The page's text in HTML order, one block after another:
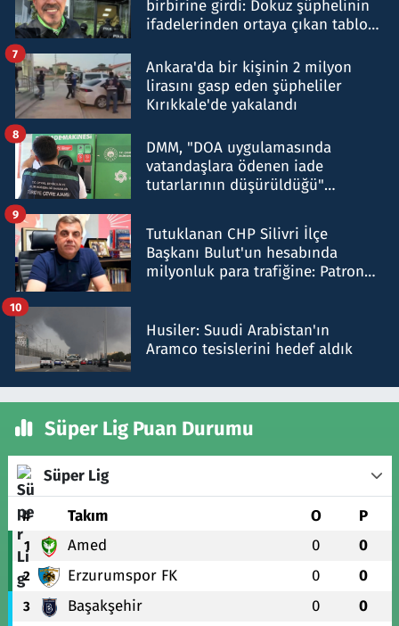
birbirine girdi: Dokuz şüphelinin
ifadelerinden ortaya çıkan tablo
Ankara'da bir kişinin 2 milyon
lirasını gasp eden şüpheliler
Kırıkkale'de yakalandı
7
DMM, "DOA uygulamasında
vatandaşlara ödenen iade
tutarlarının düşürüldüğü"
8
Tutuklanan CHP Silivri İlçe
Başkanı Bulut'un hesabında
milyonluk para trafiğine: Patron
9
Husiler: Suudi Arabistan'ın
Aramco tesislerini hedef aldık
10
Süper Lig Puan Durumu
Süper Lig
# Takım O P
1 Amed 0 0
2 Erzurumspor FK 0 0
3 Başakşehir 0 0